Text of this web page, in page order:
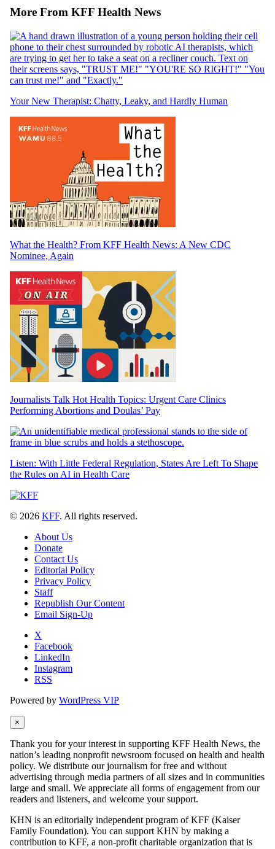
More From KFF Health News
Your New Therapist: Chatty, Leaky, and Hardly Human
What the Health? From KFF Health News: A New CDC
Nominee, Again
Journalists Talk Hot Health Topics: Urgent Care Clinics
Performing Abortions and Doulas’ Pay
Listen: With Little Federal Regulation, States Are Left To Shape
the Rules on AI in Health Care
© 2026 KFF. All rights reserved.
About Us
Donate
Contact Us
Editorial Policy
Privacy Policy
Staff
Republish Our Content
Email Sign-Up
X
Facebook
LinkedIn
Instagram
RSS
Powered by WordPress VIP
×
Thank you for your interest in supporting KFF Health News, the
nation’s leading nonprofit newsroom focused on health and health
policy. We distribute our journalism for free and without
advertising through media partners of all sizes and in communities
large and small. We appreciate all forms of engagement from our
readers and listeners, and welcome your support.
KHN is an editorially independent program of KFF (Kaiser
Family Foundation). You can support KHN by making a
contribution to KFF, a non-profit charitable organization that is